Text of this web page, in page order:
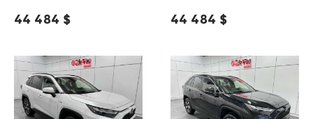
44 484 $ 44 484 $